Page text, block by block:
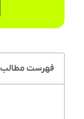
فهرست مطالب